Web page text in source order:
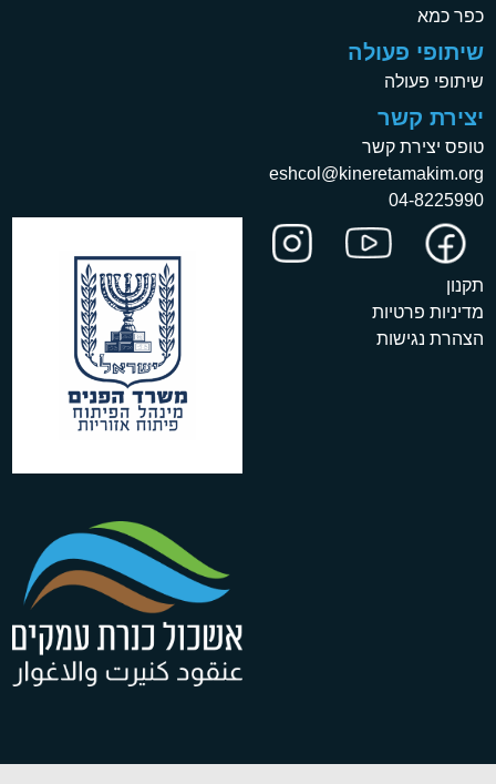
כפר כמא
שיתופי פעולה
שיתופי פעולה
יצירת קשר
טופס יצירת קשר
eshcol@kineretamakim.org
04-8225990
תקנון
מדיניות פרטיות
הצהרת נגישות